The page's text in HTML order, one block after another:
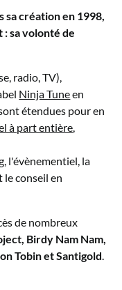
sa création en 1998,
sa volonté de
radio, TV),
Ninja Tuneen
étendues pour en
à part entière
l'évènementiel, la
conseil en
de nombreux
Birdy Nam Nam,
Tobin et Santigold